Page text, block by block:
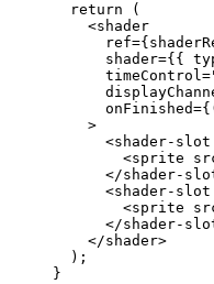
return (
<shader
ref={
shader={ {
timeControl=
onFinished={
>
<shader-slot
<sprite
</shader-
<shader-slot
<sprite
</shader-
</shader>
);
}